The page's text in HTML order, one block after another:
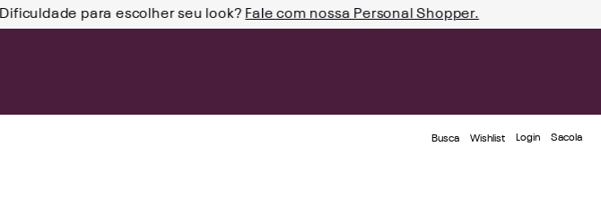
Dificuldade para escolher seu look? Fale com nossa Personal Shopper.
Busca Wishlist Login